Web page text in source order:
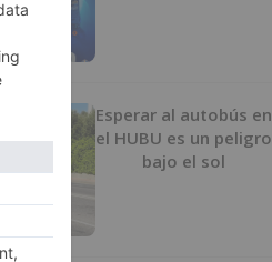
Esperar al autobús en
el HUBU es un peligro
bajo el sol